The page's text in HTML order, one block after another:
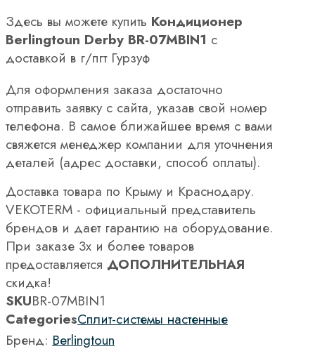
Здесь вы можете купить Кондиционер
Berlingtoun Derby BR-07MBIN1 с
доставкой в г/пгт Гурзуф
Для оформления заказа достаточно
отправить заявку с сайта, указав свой номер
телефона. В самое ближайшее время с вами
свяжется менеджер компании для уточнения
деталей (адрес доставки, способ оплаты).
Доставка товара по Крыму и Краснодару.
VEKOTERM - официальный представитель
брендов и дает гарантию на оборудование.
При заказе 3х и более товаров
предоставляется ДОПОЛНИТЕЛЬНАЯ
скидка!
SKUBR-07MBIN1
CategoriesСплит-системы настенные
Бренд: Berlingtoun